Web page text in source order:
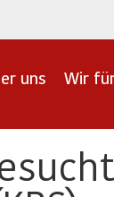
uns Wir